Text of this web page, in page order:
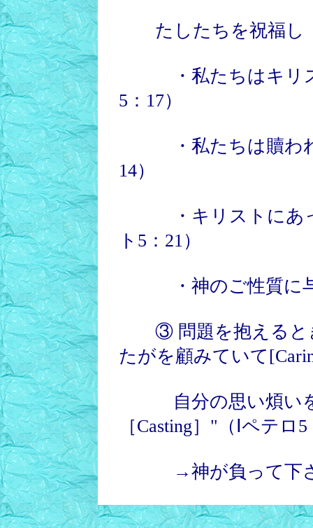
たしたちを祝福し［
・私たちはキリス
5：17）
・私たちは贖われ
14）
・キリストにあっ
ト5：21）
・神のご性質に与
③ 問題を抱えると
たがを顧みていて
自分の思い煩いを
［Casting］"（Ⅰペテロ
→神が負って下さ